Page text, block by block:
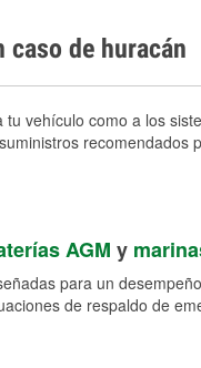
de huracán
vehículo como a los
recomendados
AGM y
para un
de respaldo de